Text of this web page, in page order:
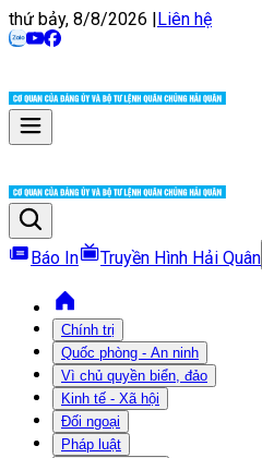
thứ bảy, 8/8/2026 |Liên hệ
Báo In Truyền Hình Hải Quân
Chính trị
Quốc phòng - An ninh
Vì chủ quyền biển, đảo
Kinh tế - Xã hội
Đối ngoại
Pháp luật